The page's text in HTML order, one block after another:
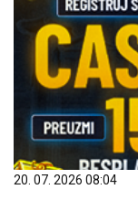
20. 07. 2026 08:04